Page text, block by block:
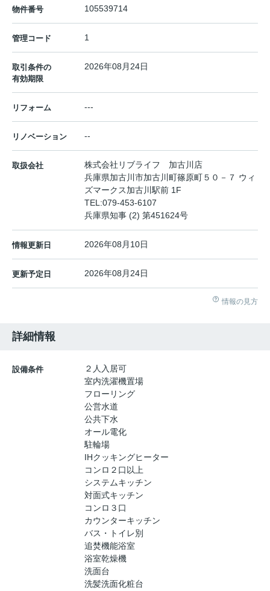
物件番号 105539714
管理コード 1
取引条件の
有効期限
2026年08月24日
リフォーム ---
リノベーション --
取扱会社
株式会社リブライフ 加古川店
兵庫県加古川市加古川町篠原町５０－７ ウィ
ズマークス加古川駅前 1F
TEL:079-453-6107
兵庫県知事 (2) 第451624号
情報更新日 2026年08月10日
更新予定日 2026年08月24日
情報の見方
詳細情報
設備条件
２人入居可
室内洗濯機置場
フローリング
公営水道
公共下水
オール電化
駐輪場
IHクッキングヒーター
コンロ２口以上
システムキッチン
対面式キッチン
コンロ３口
カウンターキッチン
バス・トイレ別
追焚機能浴室
浴室乾燥機
洗面台
洗髪洗面化粧台